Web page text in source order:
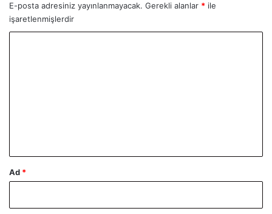
E-posta adresiniz yayınlanmayacak. Gerekli alanlar * ile
işaretlenmişlerdir
Ad *